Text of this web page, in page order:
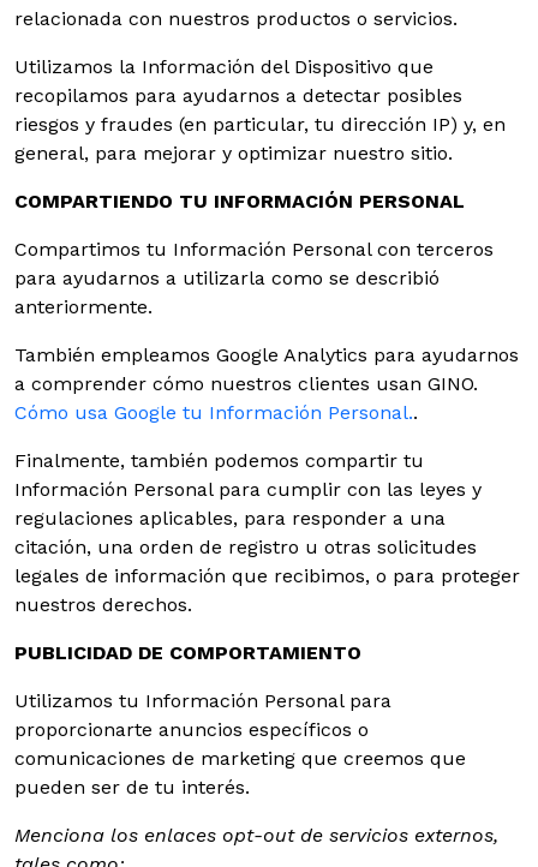
relacionada con nuestros productos o servicios.
Utilizamos la Información del Dispositivo que
recopilamos para ayudarnos a detectar posibles
riesgos y fraudes (en particular, tu dirección IP) y, en
general, para mejorar y optimizar nuestro sitio.
COMPARTIENDO TU INFORMACIÓN PERSONAL
Compartimos tu Información Personal con terceros
para ayudarnos a utilizarla como se describió
anteriormente.
También empleamos Google Analytics para ayudarnos
a comprender cómo nuestros clientes usan GINO.
Cómo usa Google tu Información Personal..
Finalmente, también podemos compartir tu
Información Personal para cumplir con las leyes y
regulaciones aplicables, para responder a una
citación, una orden de registro u otras solicitudes
legales de información que recibimos, o para proteger
nuestros derechos.
PUBLICIDAD DE COMPORTAMIENTO
Utilizamos tu Información Personal para
proporcionarte anuncios específicos o
comunicaciones de marketing que creemos que
pueden ser de tu interés.
Menciona los enlaces opt-out de servicios externos,